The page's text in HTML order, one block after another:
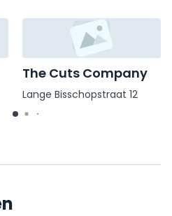
The Cuts Company
Lange Bisschopstraat 12